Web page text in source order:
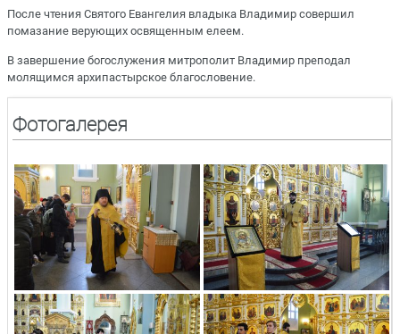
После чтения Святого Евангелия владыка Владимир совершил
помазание верующих освященным елеем.
В завершение богослужения митрополит Владимир преподал
молящимся архипастырское благословение.
Фотогалерея